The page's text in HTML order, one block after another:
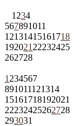
1 234
567891011
12131415161718
192021 22232425
262728
1 234567
891011121314
15161718192021
22232425262728
293031